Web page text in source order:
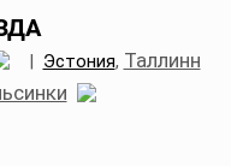
| Эстония, Таллинн